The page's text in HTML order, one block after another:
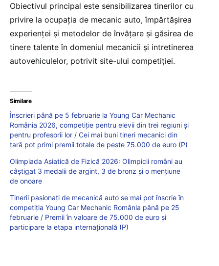
Obiectivul principal este sensibilizarea tinerilor cu
privire la ocupația de mecanic auto, împărtășirea
experienței și metodelor de învățare și găsirea de
tinere talente în domeniul mecanicii și intretinerea
autovehiculelor, potrivit site-ului competiției.
Similare
Înscrieri până pe 5 februarie la Young Car Mechanic
România 2026, competiție pentru elevii din trei regiuni și
pentru profesorii lor / Cei mai buni tineri mecanici din
țară pot primi premii totale de peste 75.000 de euro (P)
Olimpiada Asiatică de Fizică 2026: Olimpicii români au
câștigat 3 medalii de argint, 3 de bronz și o mențiune
de onoare
Tinerii pasionați de mecanică auto se mai pot înscrie în
competiția Young Car Mechanic România până pe 25
februarie / Premii în valoare de 75.000 de euro și
participare la etapa internațională (P)